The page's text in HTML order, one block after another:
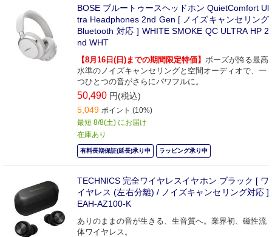
BOSE ブルートゥースヘッドホン QuietComfort Ul
tra Headphones 2nd Gen [ ノイズキャンセリング
Bluetooth 対応 ] WHITE SMOKE QC ULTRA HP 2
nd WHT
【8月16日(日)までの期間限定特価】 ボーズが誇る最高
水準のノイズキャンセリングと空間オーディオで、一
つひとつの音がさらにパワフルに。
50,490 円(税込)
5,049 ポイント (10%)
最短 8/8(土) にお届け
在庫あり
有料長期保証(延長)承り中 ラッピング承り中
TECHNICS 完全ワイヤレスイヤホン ブラック [ ワ
イヤレス (左右分離) / ノイズキャンセリング対応 ]
EAH-AZ100-K
ありのままの音が生きる、生音質へ。業界初、磁性流
体ワイヤレス。